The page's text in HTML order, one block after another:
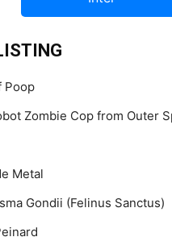
Poop
Zombie Cop from Outer
Metal
Gondii (Felinus Sanctus)